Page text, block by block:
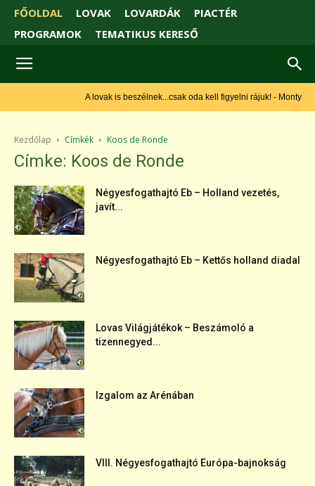
FŐOLDAL LOVAK LOVARDÁK
PIACTÉR
PROGRAMOK
TEMATIKUS KERESŐ
A lovak is beszélnek...csak oda kell figyelni rájuk! - Monty Roberts
Kezdőlap Címkék Koos de Ronde
Címke: Koos de Ronde
Négyesfogathajtó Eb – Holland vezetés,
javít...
Négyesfogathajtó Eb – Kettős holland diadal
Lovas Világjátékok – Beszámoló a
tizennegyed...
Izgalom az Arénában
VIII. Négyesfogathajtó Európa-bajnokság